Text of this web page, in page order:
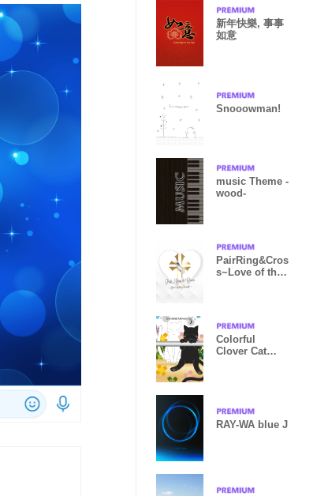
新年快樂, 事事
如意
Snooowman!
music Theme -
wood-
PairRing&Cros
s~Love of the
Colorful
Clover Cat
RAY-WA blue J